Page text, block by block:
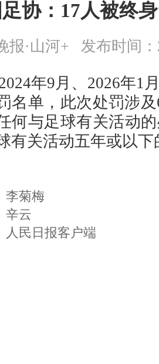
协：17人被终
报·山河+ 发布时间：
年9月、2026年1
名单，此次处罚涉
何与足球有关活动
有关活动五年或以下
李菊梅
辛云